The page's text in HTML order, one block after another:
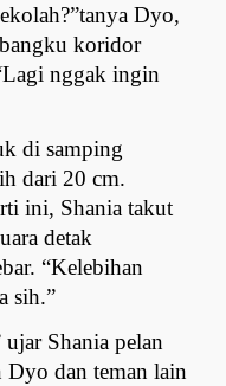
koridor
nggak ingin
di samping
dari 20 cm.
ini, Shania takut
detak
“Kelebihan
sih.”
Shania pelan
Dyo dan teman lain